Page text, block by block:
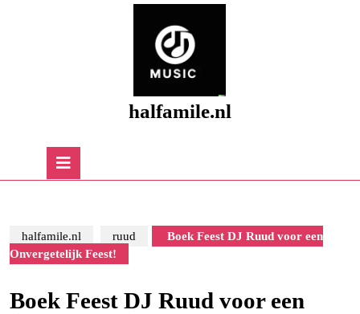
halfamile.nl
halfamile.nl ruud
Boek Feest DJ Ruud voor een
Onvergetelijk Feest!
Boek Feest DJ Ruud voor een